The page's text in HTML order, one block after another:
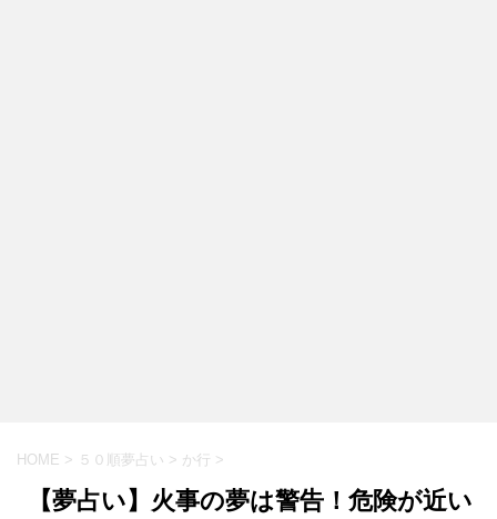
HOME > ５０順夢占い > か行 >
【夢占い】火事の夢は警告！危険が近い